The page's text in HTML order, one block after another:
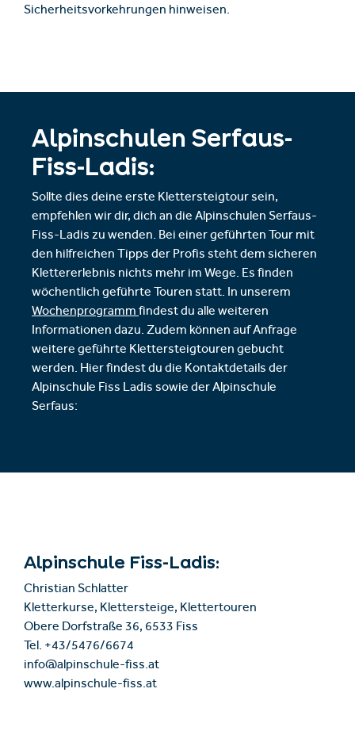
Sicherheitsvorkehrungen hinweisen.
Alpinschulen Serfaus-
Fiss-Ladis:
Sollte dies deine erste Klettersteigtour sein,
empfehlen wir dir, dich an die Alpinschulen Serfaus-
Fiss-Ladis zu wenden. Bei einer geführten Tour mit
den hilfreichen Tipps der Profis steht dem sicheren
Klettererlebnis nichts mehr im Wege. Es finden
wöchentlich geführte Touren statt. In unserem
Wochenprogrammfindest du alle weiteren
Informationen dazu. Zudem können auf Anfrage
weitere geführte Klettersteigtouren gebucht
werden. Hier findest du die Kontaktdetails der
Alpinschule Fiss Ladis sowie der Alpinschule
Serfaus:
Alpinschule Fiss-Ladis:
Christian Schlatter
Kletterkurse, Klettersteige, Klettertouren
Obere Dorfstraße 36, 6533 Fiss
Tel. +43/5476/6674
info@alpinschule-fiss.at
www.alpinschule-fiss.at